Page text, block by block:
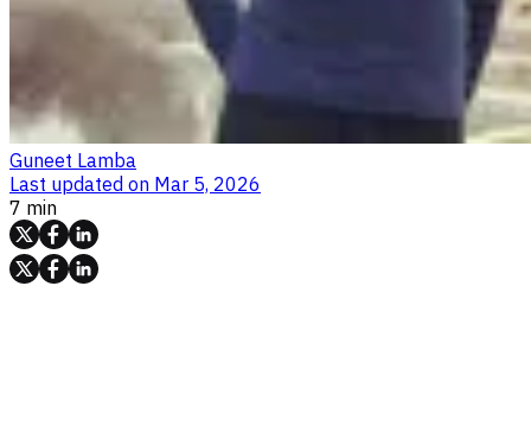
Guneet Lamba
Last updated on Mar 5, 2026
7 min